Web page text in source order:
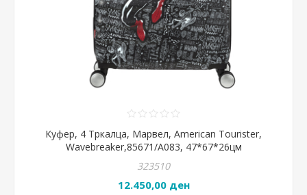
Куфер, 4 Тркалца, Марвел, American Tourister,
Wavebreaker,85671/А083, 47*67*26цм
323510
12.450,00 ден